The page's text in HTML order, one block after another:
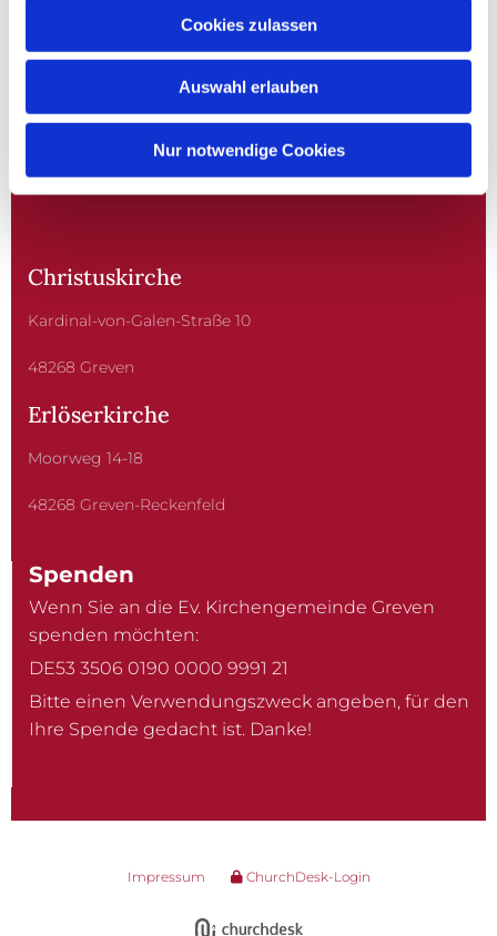
Cookies zulassen
Auswahl erlauben
Nur notwendige Cookies
EV. KIRCHENGEMEINDE
Christuskirche
Kardinal-von-Galen-Straße 10
48268 Greven
Erlöserkirche
Moorweg 14-18
48268 Greven-Reckenfeld
Spenden
Wenn Sie an die Ev. Kirchengemeinde Greven
spenden möchten:
DE53 3506 0190 0000 9991 21
Bitte einen Verwendungszweck angeben, für den
Ihre Spende gedacht ist. Danke!
Impressum ChurchDesk-Login